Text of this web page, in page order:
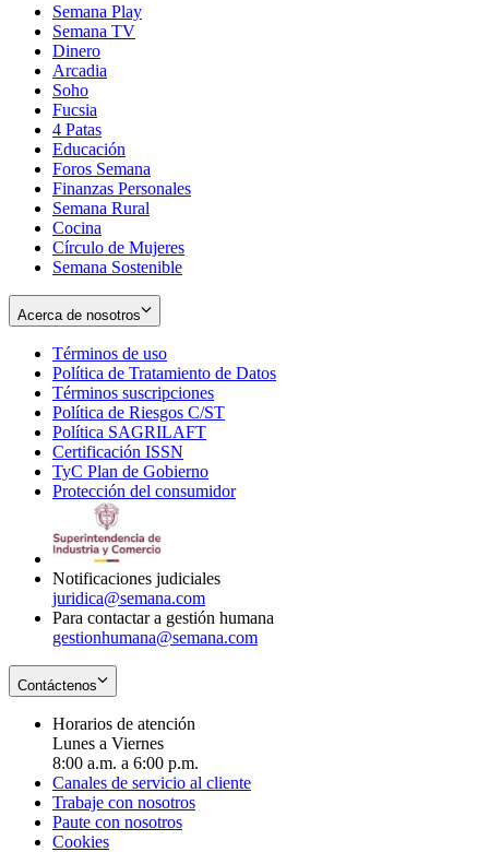
Semana Play
Semana TV
Dinero
Arcadia
Soho
in
new
window
Fucsia
in
new
window
4 Patas
Educación
Foros Semana
Finanzas Personales
Semana Rural
Cocina
Círculo de Mujeres
Semana Sostenible
Acerca de nosotros
Términos de uso
in
new
window
Política de Tratamiento de Datos
Términos suscripciones
in
Política de Riesgos C/ST
Política SAGRILAFT
new
window
Certificación ISSN
in
new
TyC Plan de Gobierno
in
Protección del consumidorOpens
Notificaciones judiciales
juridica@semana.com
Para contactar a gestión humana
gestionhumana@semana.com
Contáctenos
Horarios de atención
Lunes a Viernes
8:00 a.m. a 6:00 p.m.
Canales de servicio al cliente
Trabaje con nosotros
Paute con nosotros
Cookies